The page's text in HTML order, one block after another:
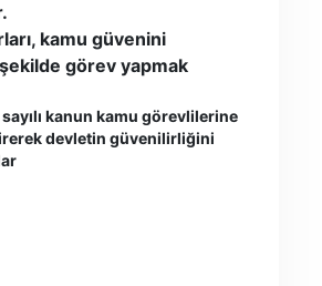
kamu güvenini
görev yapmak
kanun kamu görevlilerine
devletin güvenilirliğini